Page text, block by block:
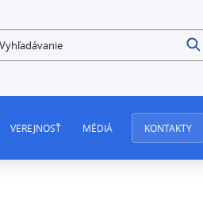
VEREJNOSŤ MÉDIÁ KONTAKTY